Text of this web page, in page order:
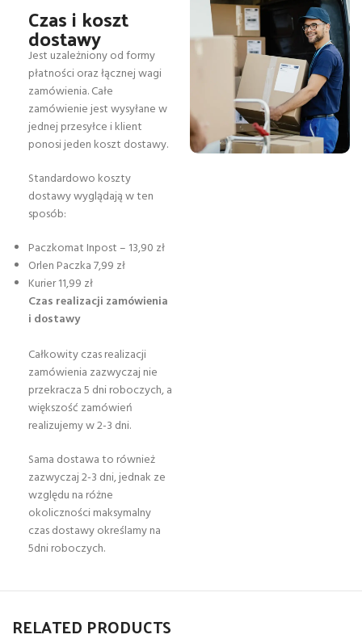
Czas i koszt
dostawy
Jest uzależniony od formy
płatności oraz łącznej wagi
zamówienia. Całe
zamówienie jest wysyłane w
jednej przesyłce i klient
ponosi jeden koszt dostawy.
Standardowo koszty
dostawy wyglądają w ten
sposób:
Paczkomat Inpost – 13,90 zł
Orlen Paczka 7,99 zł
Kurier 11,99 zł
Czas realizacji zamówienia
i dostawy
Całkowity czas realizacji
zamówienia zazwyczaj nie
przekracza 5 dni roboczych, a
większość zamówień
realizujemy w 2-3 dni.
Sama dostawa to również
zazwyczaj 2-3 dni, jednak ze
względu na różne
okoliczności maksymalny
czas dostawy określamy na
5dni roboczych.
RELATED PRODUCTS